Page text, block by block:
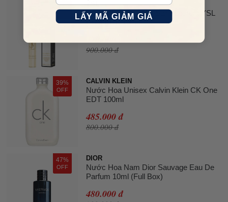
48% YSL
Nước Hoa Nữ Yves Saint Laurent YSL
Libre EDP 10ml
470.000 đ
900.000 đ
39%
OFF
CALVIN KLEIN
Nước Hoa Unisex Calvin Klein CK One
EDT 100ml
485.000 đ
800.000 đ
47%
OFF
DIOR
Nước Hoa Nam Dior Sauvage Eau De
Parfum 10ml (Full Box)
480.000 đ
LẤY MÃ GIẢM GIÁ